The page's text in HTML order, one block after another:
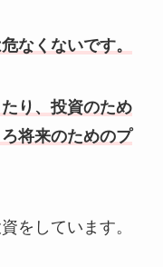
なくないです。
り、投資のため
将来のためのプ
をしています。